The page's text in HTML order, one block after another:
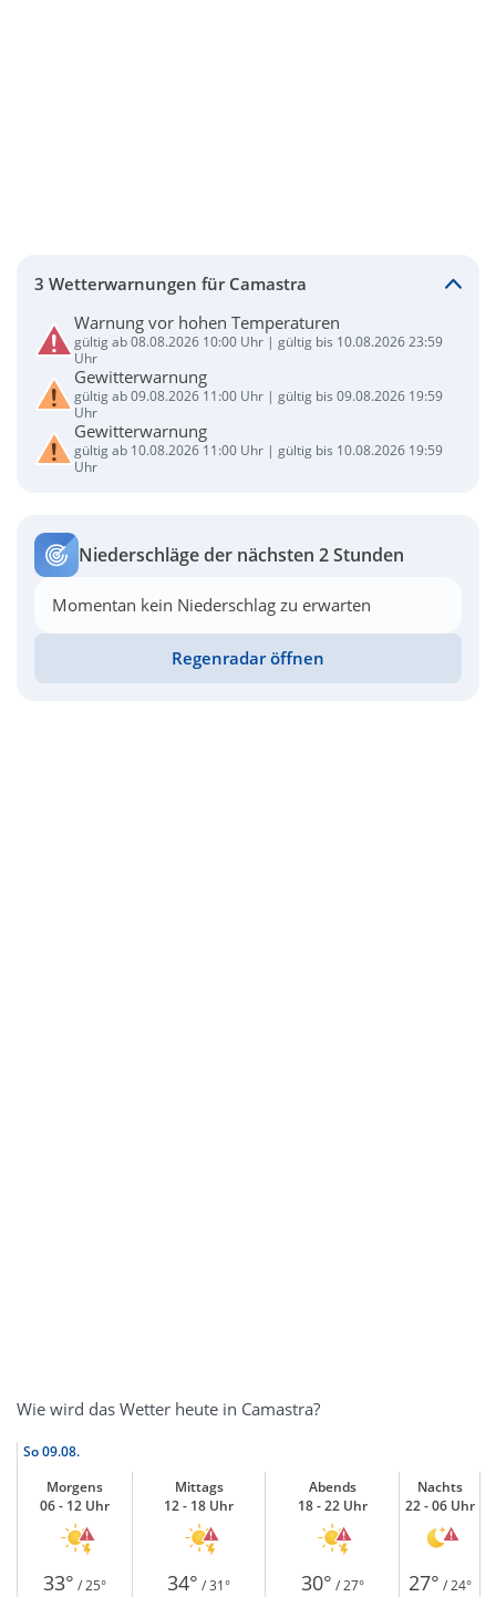
3 Wetterwarnungen für Camastra
Warnung vor hohen Temperaturen
gültig ab 08.08.2026 10:00 Uhr | gültig bis 10.08.2026 23:59
Uhr
Gewitterwarnung
gültig ab 09.08.2026 11:00 Uhr | gültig bis 09.08.2026 19:59
Uhr
Gewitterwarnung
gültig ab 10.08.2026 11:00 Uhr | gültig bis 10.08.2026 19:59
Uhr
Niederschläge der nächsten 2 Stunden
Momentan kein Niederschlag zu erwarten
Regenradar öffnen
Wie wird das Wetter heute in Camastra?
So09.08.
Morgens
06 - 12 Uhr
Mittags
12 - 18 Uhr
Abends
18 - 22 Uhr
Nachts
22 - 06 Uhr
33° / 25° 34° / 31° 30° / 27° 27° / 24°